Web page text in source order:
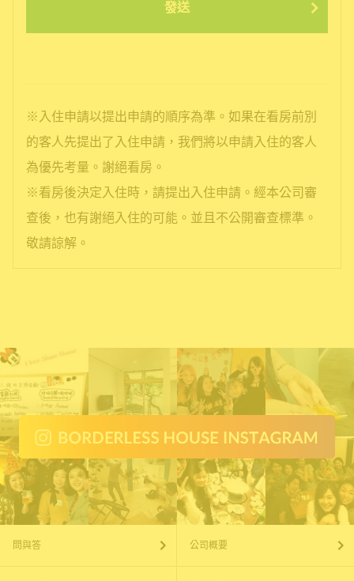
發送
※入住申請以提出申請的順序為準。如果在看房前別
的客人先提出了入住申請，我們將以申請入住的客人
為優先考量。謝絕看房。
※看房後決定入住時，請提出入住申請。經本公司審
查後，也有謝絕入住的可能。並且不公開審查標準。
敬請諒解。
問與答 公司概要